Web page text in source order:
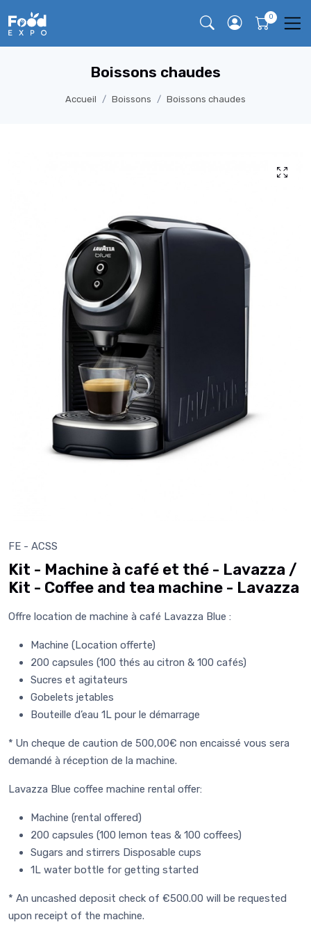
Boissons chaudes
Accueil Boissons Boissons chaudes
FE - ACSS
Kit - Machine à café et thé - Lavazza /
Kit - Coffee and tea machine - Lavazza
Offre location de machine à café Lavazza Blue :
Machine (Location offerte)
200 capsules (100 thés au citron & 100 cafés)
Sucres et agitateurs
Gobelets jetables
Bouteille d’eau 1L pour le démarrage
* Un cheque de caution de 500,00€ non encaissé vous sera
demandé à réception de la machine.
Lavazza Blue coffee machine rental offer:
Machine (rental offered)
200 capsules (100 lemon teas & 100 coffees)
Sugars and stirrers Disposable cups
1L water bottle for getting started
* An uncashed deposit check of €500.00 will be requested
upon receipt of the machine.